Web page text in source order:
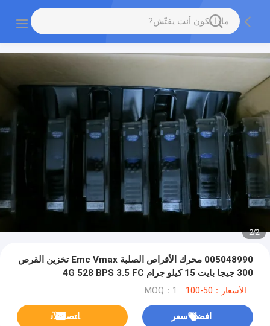
2
/
2
005048990 محرك الأقراص الصلبة Emc Vmax تخزين القرص
300 جيجا بايت 15 كيلو جرام 4G 528 BPS 3.5 FC
الأسعار：50-100 MOQ：1
افضل سعر ﺎﺘﺼﻟ ﺍﻶﻧ